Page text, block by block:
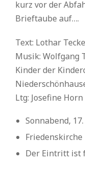
kurz vor der
Brieftaube auf….
Text: Lothar
Musik: Wolfgang
Kinder der
Ltg: Josefine Horn
Sonnabend,
Der Eintritt ist